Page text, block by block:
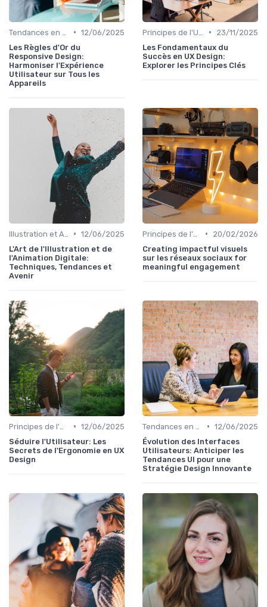
• 12/06/2025
Les Règles d'Or du
Responsive Design:
Harmoniser l'Expérience
Utilisateur sur Tous les
Appareils
•
23/11/2025
Les Fondamentaux du
Succès en UX Design:
Explorer les Principes Clés
• 12/06/2025
L'Art de l'Illustration et de
l'Animation Digitale:
Techniques, Tendances et
Avenir
•
20/02/2026
Creating impactful visuels
sur les réseaux sociaux for
meaningful engagement
• 12/06/2025
Séduire l'Utilisateur: Les
Secrets de l'Ergonomie en UX
Design
• 12/06/2025
Évolution des Interfaces
Utilisateurs: Anticiper les
Tendances UI pour une
Stratégie Design Innovante